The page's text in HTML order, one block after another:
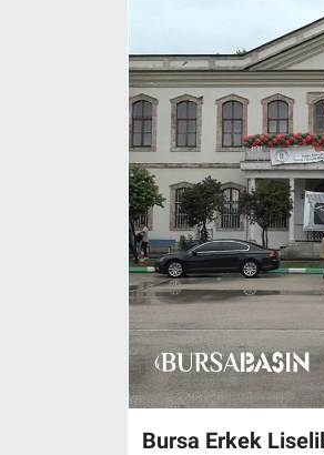
Bursa Erkek
Gündem
Ekonomi
Teknoloji
Magazin
Haber Arşivi